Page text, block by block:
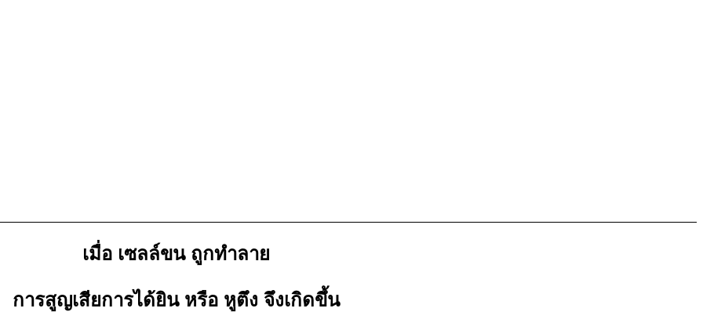
เมื่อ เซลล์ขน ถูกทำลาย
การสูญเสียการได้ยิน หรือ หูตึง จึงเกิดขึ้น